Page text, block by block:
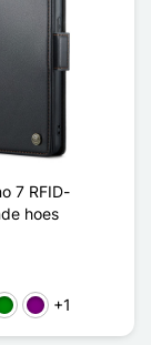
7 RFID-
hoes
Purper
+1